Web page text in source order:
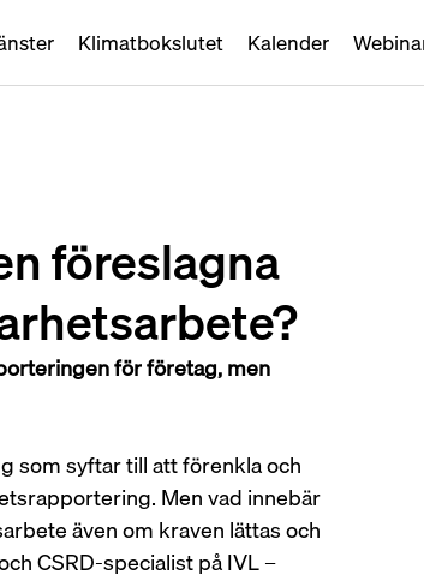
Klimatbokslutet Kalender
föreslagna
för företag, men
som syftar till att förenkla och
Men vad innebär
även om kraven lättas och
CSRD-specialist på IVL –